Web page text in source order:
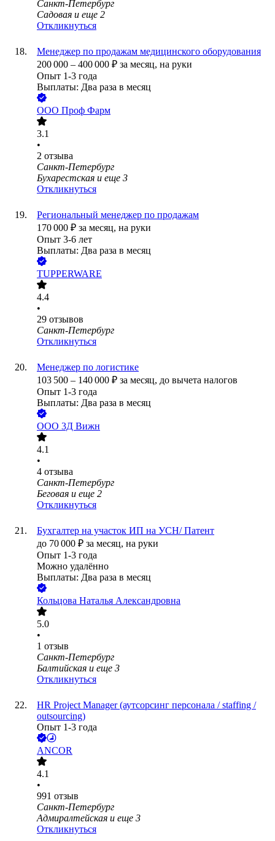
Санкт-Петербург
Садовая и еще 2
Откликнуться
Менеджер по продажам медицинского оборудования
200 000 – 400 000 ₽ за месяц, на руки
Опыт 1-3 года
Выплаты: Два раза в месяц
ООО Проф Фарм
3.1
•
2 отзыва
Санкт-Петербург
Бухарестская и еще 3
Откликнуться
Региональный менеджер по продажам
170 000 ₽ за месяц, на руки
Опыт 3-6 лет
Выплаты: Два раза в месяц
TUPPERWARE
4.4
•
29 отзывов
Санкт-Петербург
Откликнуться
Менеджер по логистике
103 500 – 140 000 ₽ за месяц, до вычета налогов
Опыт 1-3 года
Выплаты: Два раза в месяц
ООО 3Д Вижн
4.1
•
4 отзыва
Санкт-Петербург
Беговая и еще 2
Откликнуться
Бухгалтер на участок ИП на УСН/ Патент
до 70 000 ₽ за месяц, на руки
Опыт 1-3 года
Можно удалённо
Выплаты: Два раза в месяц
Кольцова Наталья Александровна
5.0
•
1 отзыв
Санкт-Петербург
Балтийская и еще 3
Откликнуться
HR Project Manager (аутсорсинг персонала / staffing /
outsourcing)
Опыт 1-3 года
ANCOR
4.1
•
991 отзыв
Санкт-Петербург
Адмиралтейская и еще 3
Откликнуться